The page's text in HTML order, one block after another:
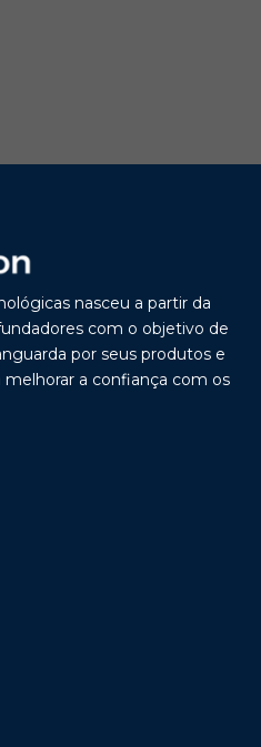
nasceu a partir da
com o objetivo de
por seus produtos e
melhorar a confiança com os